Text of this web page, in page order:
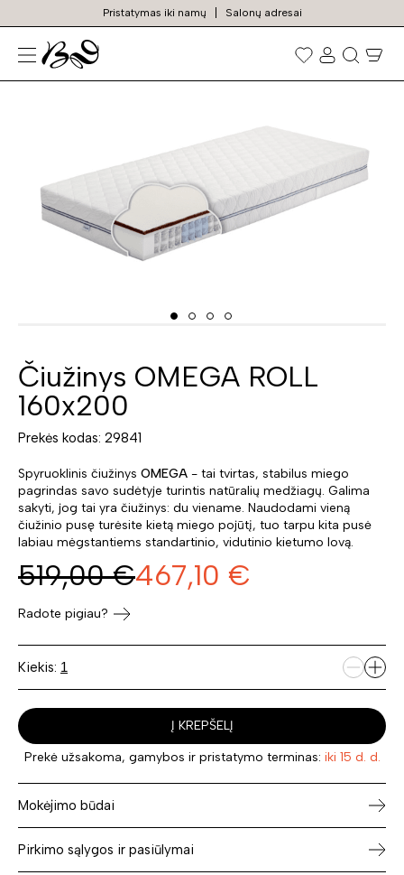
Pristatymas iki namų Salonų adresai
Prekių
paieška
N
Čiužinys OMEGA ROLL
160x200
Prekės kodas: 29841
Spyruoklinis čiužinys OMEGA - tai tvirtas, stabilus miego
pagrindas savo sudėtyje turintis natūralių medžiagų. Galima
sakyti, jog tai yra čiužinys: du viename. Naudodami vieną
čiužinio pusę turėsite kietą miego pojūtį, tuo tarpu kita pusė
labiau mėgstantiems standartinio, vidutinio kietumo lovą.
519,00 €467,10 €
Radote pigiau?
Kiekis:
Į KREPŠELĮ
Prekė užsakoma, gamybos ir pristatymo terminas: iki 15 d. d.
Mokėjimo būdai
Pirkimo sąlygos ir pasiūlymai